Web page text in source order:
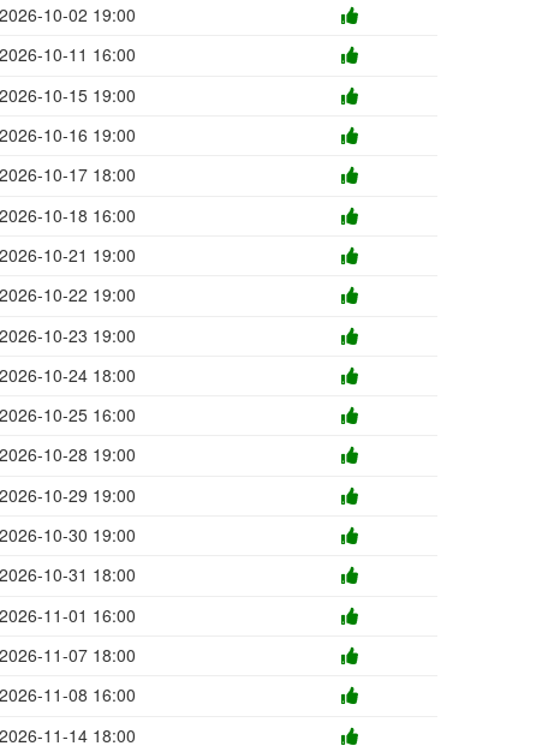
2026-10-02 19:00
2026-10-11 16:00
2026-10-15 19:00
2026-10-16 19:00
2026-10-17 18:00
2026-10-18 16:00
2026-10-21 19:00
2026-10-22 19:00
2026-10-23 19:00
2026-10-24 18:00
2026-10-25 16:00
2026-10-28 19:00
2026-10-29 19:00
2026-10-30 19:00
2026-10-31 18:00
2026-11-01 16:00
2026-11-07 18:00
2026-11-08 16:00
2026-11-14 18:00